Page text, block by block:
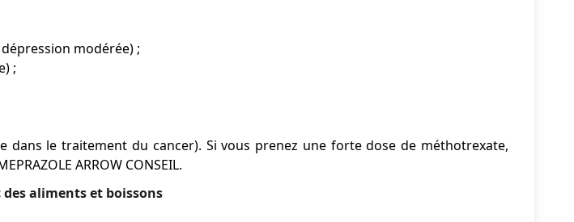
modérée) ;
;
dans le traitement du cancer). Si vous prenez une forte dose de méthotrexate,
ARROW CONSEIL.
des aliments et boissons